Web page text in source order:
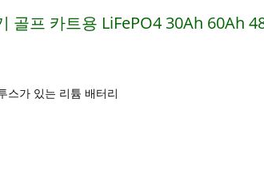
골프 카트용 LiFePO4 30Ah 60Ah
스가 있는 리튬 배터리